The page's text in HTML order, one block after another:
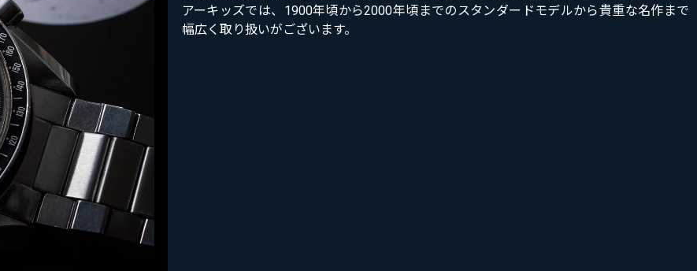
アーキッズでは、1900年頃から2000年頃までのスタンダードモデルから貴重な名作まで
幅広く取り扱いがございます。